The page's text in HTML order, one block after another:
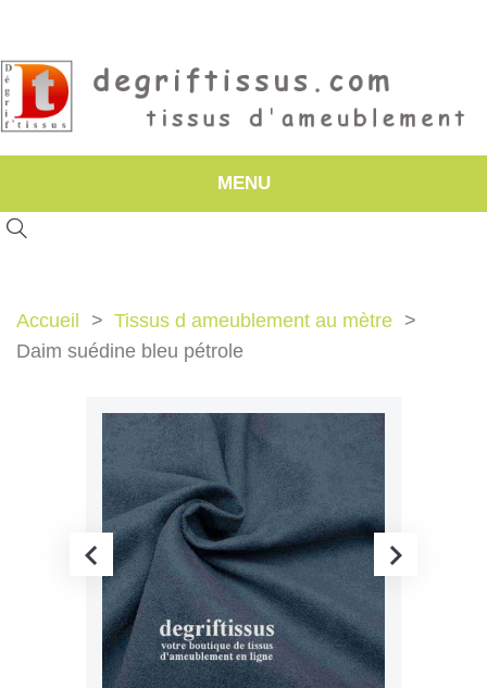
MENU
Accueil
Tissus d ameublement au mètre
Daim suédine bleu pétrole